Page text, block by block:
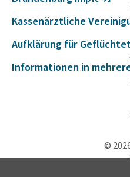
Kassen­ärzt­liche
Aufklä­rung für
Infor­ma­ti­onen in
©